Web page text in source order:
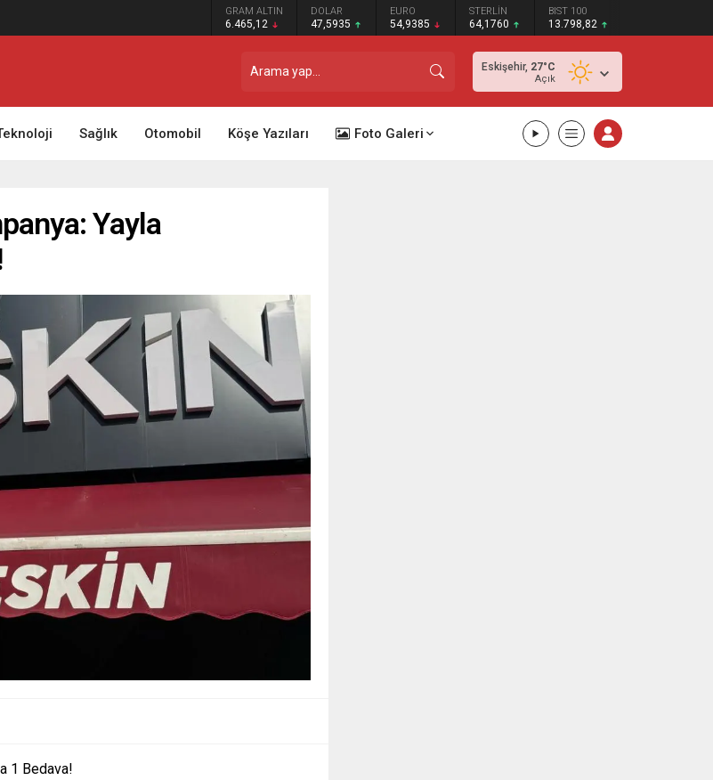
GRAM ALTIN
6.465,12
DOLAR
47,5935
EURO
54,9385
STERLİN
64,1760
BIST 100
13.798,82
Eskişehir, 27°C
Açık
Sağlık Otomobil Köşe Yazıları Foto Galeri
Yayla
1 Bedava!